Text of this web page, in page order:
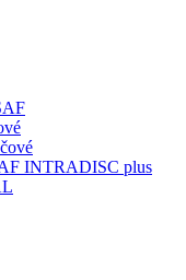
INTRADISC plus